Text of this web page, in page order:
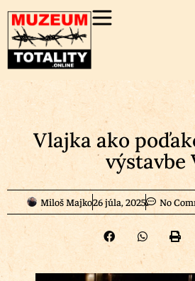
Vlajka ako
výstavbe
Miloš Majko26 júla, 2025 No